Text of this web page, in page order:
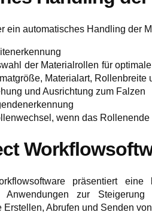
ein automatisches Handling der
der Materialrollen für
Materialart, Rollenbreite
und Ausrichtung zum Falzen
wenn das Rollenende
präsentiert eine
Anwendungen zur
Abrufen und Senden